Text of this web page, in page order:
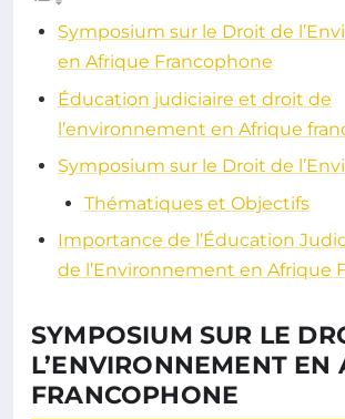
Symposium sur le Droit de
en Afrique Francophone
Éducation judiciaire et droit de
l’environnement en Afrique
Symposium sur le Droit de
Thématiques et Objectifs
Importance de l’Éducation
de l’Environnement en Afrique
SYMPOSIUM SUR LE
L’ENVIRONNEMENT EN
FRANCOPHONE